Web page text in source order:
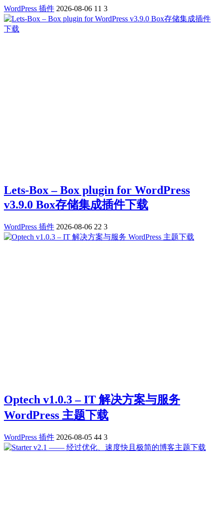
WordPress 插件 2026-08-06 11 3
Lets-Box – Box plugin for WordPress
v3.9.0 Box存储集成插件下载
WordPress 插件 2026-08-06 22 3
Optech v1.0.3 – IT 解决方案与服务
WordPress 主题下载
WordPress 插件 2026-08-05 44 3